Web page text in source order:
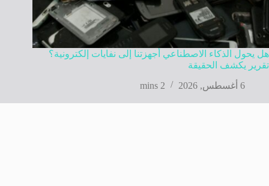
هل يحول الذكاء الاصطناعي أجهزتنا إلى نفايات إلكترونية؟
تقرير يكشف الحقيقة
6 أغسطس, 2026
2 mins